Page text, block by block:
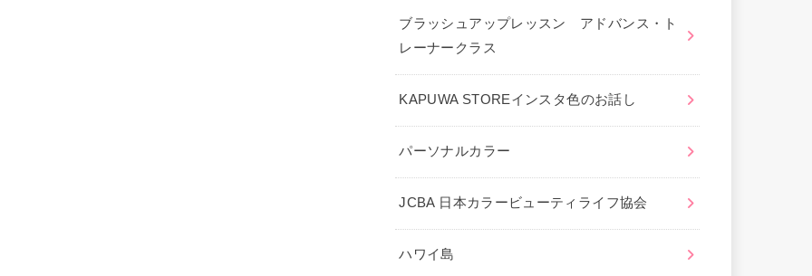
ブラッシュアップレッスン アドバンス・ト
レーナークラス
KAPUWA STOREインスタ色のお話し
パーソナルカラー
JCBA 日本カラービューティライフ協会
ハワイ島